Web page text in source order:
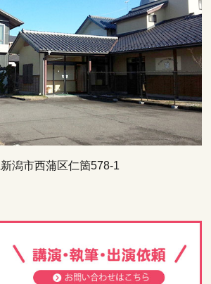
潟市西蒲区仁箇578-1